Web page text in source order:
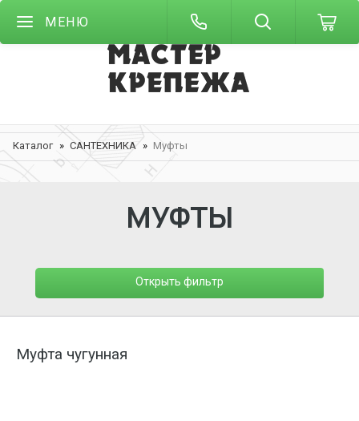
МЕНЮ
Каталог САНТЕХНИКА Муфты
МУФТЫ
Открыть фильтр
Муфта чугунная